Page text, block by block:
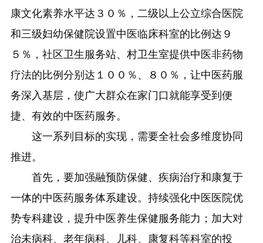
康文化素养水平达３０％，二级以上公立综合医院
和三级妇幼保健院设置中医临床科室的比例达９
５％，社区卫生服务站、村卫生室提供中医非药物
疗法的比例分别达１００％、８０％，让中医药服
务深入基层，使广大群众在家门口就能享受到便
捷、有效的中医药服务。
这一系列目标的实现，需要全社会多维度协同
推进。
首先，要加强融预防保健、疾病治疗和康复于
一体的中医药服务体系建设。持续强化中医医院优
势专科建设，提升中医养生保健服务能力；加大对
治未病科、老年病科、儿科、康复科等科室的投